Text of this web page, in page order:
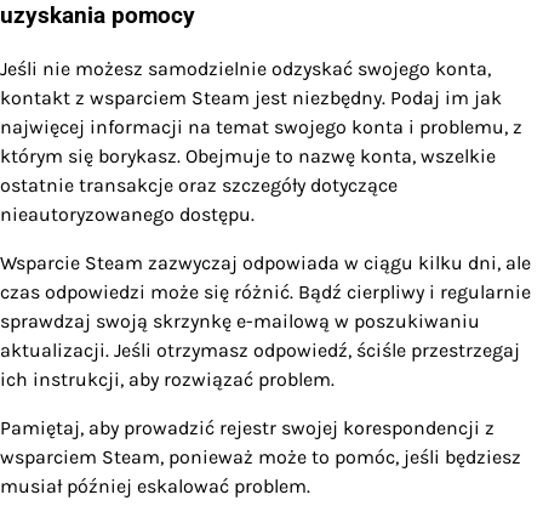
uzyskania pomocy
Jeśli nie możesz samodzielnie odzyskać swojego konta,
kontakt z wsparciem Steam jest niezbędny. Podaj im jak
najwięcej informacji na temat swojego konta i problemu, z
którym się borykasz. Obejmuje to nazwę konta, wszelkie
ostatnie transakcje oraz szczegóły dotyczące
nieautoryzowanego dostępu.
Wsparcie Steam zazwyczaj odpowiada w ciągu kilku dni, ale
czas odpowiedzi może się różnić. Bądź cierpliwy i regularnie
sprawdzaj swoją skrzynkę e-mailową w poszukiwaniu
aktualizacji. Jeśli otrzymasz odpowiedź, ściśle przestrzegaj
ich instrukcji, aby rozwiązać problem.
Pamiętaj, aby prowadzić rejestr swojej korespondencji z
wsparciem Steam, ponieważ może to pomóc, jeśli będziesz
musiał później eskalować problem.